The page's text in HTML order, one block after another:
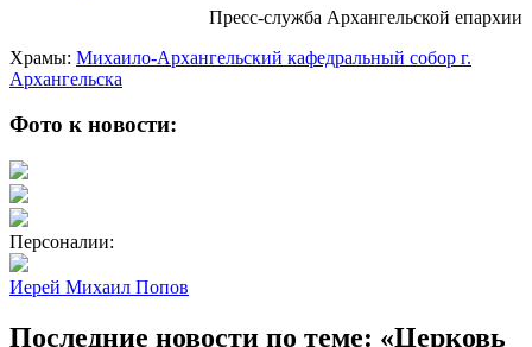
Пресс-служба Архангельской епархии
Храмы: Михаило-Архангельский кафедральный собор г.
Архангельска
Фото к новости:
Персоналии:
Иерей Михаил Попов
Последние новости по теме: «Церковь